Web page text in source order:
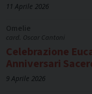
11 Aprile 2026
Omelie
card. Oscar Cantoni
Celebrazione
Anniversari
9 Aprile 2026